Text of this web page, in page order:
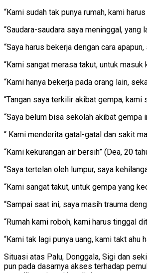
“Kami sudah tak punya rumah, kami
“Saudara-saudara saya meninggal,
“Saya harus bekerja dengan cara
“Kami sangat merasa takut, untuk
“Kami hanya bekerja pada orang lain,
“Tangan saya terkilir akibat gempa, kami
“Saya belum bisa sekolah akibat gempa
“ Kami menderita gatal-gatal dan sakit
“Kami kekurangan air bersih” (Dea, 20
“Saya tertelan oleh lumpur, saya
“Kami sangat takut, untuk gempa yang
“Sampai saat ini, saya masih trauma
“Rumah kami roboh, kami harus tinggal
“Kami tak lagi punya uang, kami takt ahu
Situasi atas Palu, Donggala, Sigi dan
pun pada dasarnya akses terhadap